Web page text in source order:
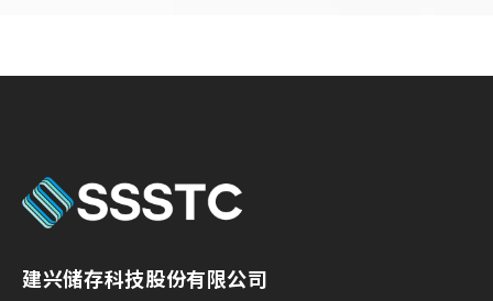
建兴储存科技股份有限公司